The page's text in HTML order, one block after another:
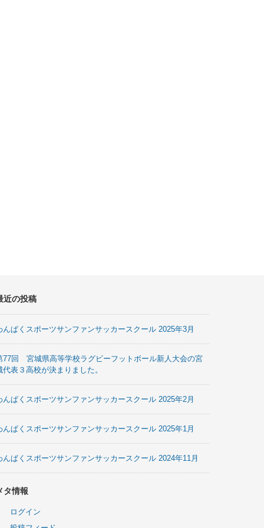
近の投稿
んぱくスポーツサンファンサッカースクール 2025年3月
77回 宮城県高等学校ラグビーフットボール新人大会の宮
代表３高校が決まりました。
んぱくスポーツサンファンサッカースクール 2025年2月
んぱくスポーツサンファンサッカースクール 2025年1月
んぱくスポーツサンファンサッカースクール 2024年11月
タ情報
ログイン